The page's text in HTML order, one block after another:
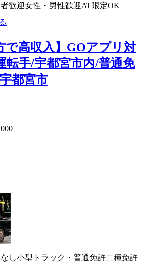
歓迎女性・男性歓迎AT限定OK
で高収入】GOアプリ対
転手/宇都宮市内/普通免
都宮市
し小型トラック・普通免許二種免許